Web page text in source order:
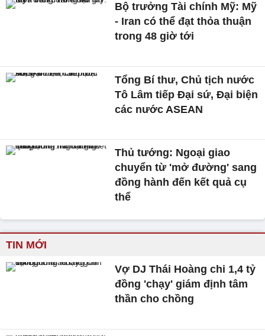
Bộ trưởng Tài chính Mỹ: Mỹ
- Iran có thể đạt thỏa thuận
trong 48 giờ tới
Tổng Bí thư, Chủ tịch nước
Tô Lâm tiếp Đại sứ, Đại biện
các nước ASEAN
Thủ tướng: Ngoại giao
chuyển từ 'mở đường' sang
đồng hành đến kết quả cụ
thể
TIN MỚI
Vợ DJ Thái Hoàng chi 1,4 tỷ
đồng 'chạy' giám định tâm
thần cho chồng